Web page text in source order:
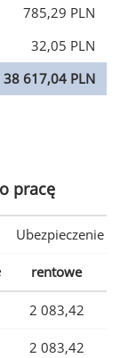
785,29 PLN
32,05 PLN
38 617,04 PLN
pracę
Ubezpieczenie
rentowe
2 083,42
2 083,42